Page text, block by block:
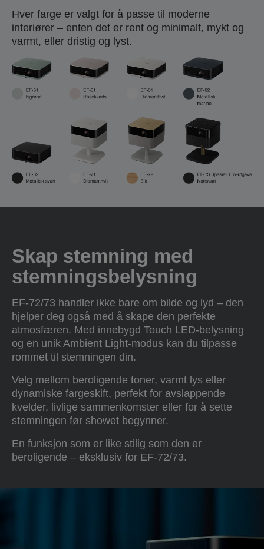
Hver farge er valgt for å passe til moderne
interiører – enten det er rent og minimalt, mykt og
varmt, eller dristig og lyst.
Skap stemning med
stemningsbelysning
EF-72/73 handler ikke bare om bilde og lyd – den
hjelper deg også med å skape den perfekte
atmosfæren. Med innebygd Touch LED-belysning
og en unik Ambient Light-modus kan du tilpasse
rommet til stemningen din.
Velg mellom beroligende toner, varmt lys eller
dynamiske fargeskift, perfekt for avslappende
kvelder, livlige sammenkomster eller for å sette
stemningen før showet begynner.
En funksjon som er like stilig som den er
beroligende – eksklusiv for EF-72/73.